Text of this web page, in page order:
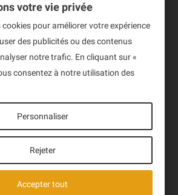
la politique de confidentialité des
votre vie privée
pour améliorer votre expérience
des publicités ou des contenus
notre trafic. En cliquant sur «
consentez à notre utilisation des
Personnaliser
Rejeter
Accepter tout